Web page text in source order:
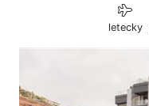
letecky